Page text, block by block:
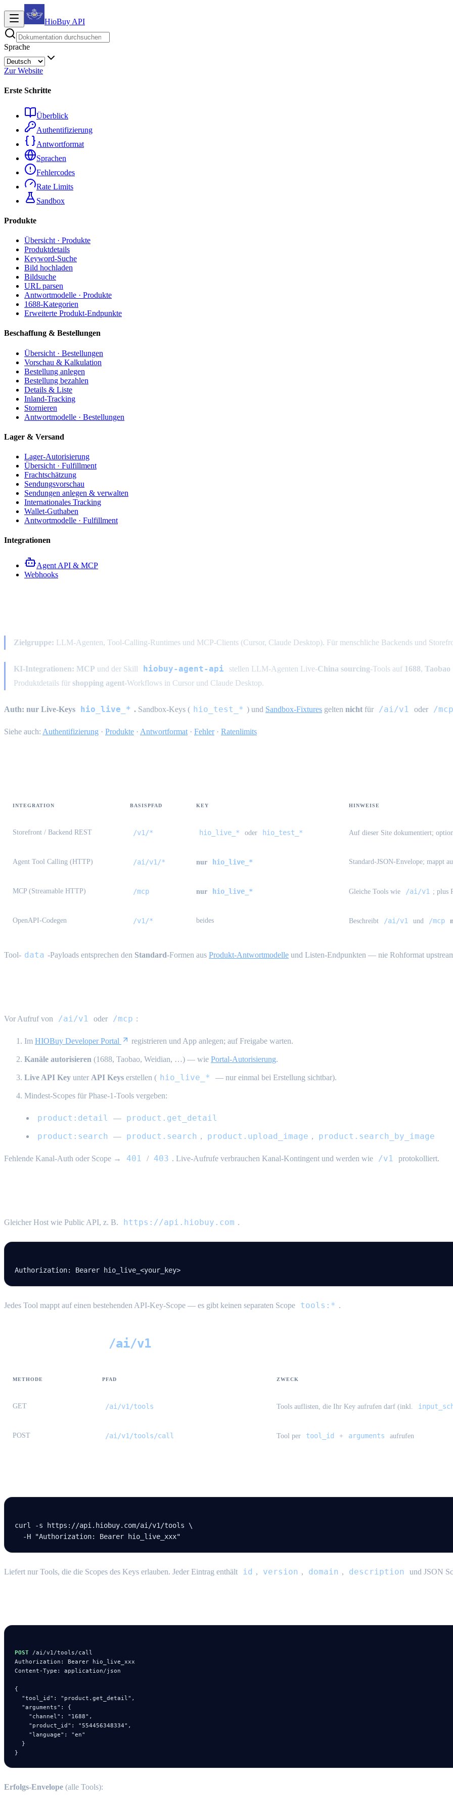
HioBuy API
Sprache
Zur Website
Erste Schritte
Überblick
Authentifizierung
Antwortformat
Sprachen
Fehlercodes
Rate Limits
Sandbox
Produkte
Übersicht · Produkte
Produktdetails
Keyword-Suche
Bild hochladen
Bildsuche
URL parsen
Antwortmodelle · Produkte
1688-Kategorien
Erweiterte Produkt-Endpunkte
Beschaffung & Bestellungen
Übersicht · Bestellungen
Vorschau & Kalkulation
Bestellung anlegen
Bestellung bezahlen
Details & Liste
Inland-Tracking
Stornieren
Antwortmodelle · Bestellungen
Lager & Versand
Lager-Autorisierung
Übersicht · Fulfillment
Frachtschätzung
Sendungsvorschau
Sendungen anlegen & verwalten
Internationales Tracking
Wallet-Guthaben
Antwortmodelle · Fulfillment
Integrationen
Agent API & MCP
Webhooks
Zielgruppe: LLM-Agenten, Tool-Calling-Runtimes und MCP-Clients (Cursor, Claude Desktop). Für menschliche Backends und
KI-Integrationen: MCP und der Skill hiobuy-agent-api stellen LLM-Agenten Live-China sourcing-Tools auf 1688, Taobao
Produktdetails für shopping agent-Workflows in Cursor und Claude Desktop.
Auth: nur Live-Keys hio_live_* . Sandbox-Keys ( hio_test_* ) und Sandbox-Fixtures gelten nicht für /ai/v1 oder /mcp
Siehe auch: Authentifizierung · Produkte · Antwortformat · Fehler· Ratenlimits
INTEGRATION BASISPFAD KEY HINWEISE
Storefront / Backend REST /v1/* hio_live_* oder hio_test_* Auf dieser Site dokumentiert;
Agent Tool Calling (HTTP) /ai/v1/* nur hio_live_* Standard-JSON-Envelope; mappt
MCP (Streamable HTTP) /mcp nur hio_live_* Gleiche Tools wie /ai/v1 ; plus
OpenAPI-Codegen /v1/* beides Beschreibt /ai/v1 und /mcp
Tool- data -Payloads entsprechen den Standard-Formen aus Produkt-Antwortmodelle und Listen-Endpunkten — nie Rohformat
Vor Aufruf von /ai/v1 oder /mcp :
Im HIOBuy Developer Portal registrieren und App anlegen; auf Freigabe warten.
Kanäle autorisieren (1688, Taobao, Weidian, …) — wie Portal-Autorisierung.
Live API Key unter API Keys erstellen ( hio_live_* — nur einmal bei Erstellung sichtbar).
Mindest-Scopes für Phase-1-Tools vergeben:
product:detail —
product.get_detail
product:search
— product.search , product.upload_image , product.search_by_image
Fehlende Kanal-Auth oder Scope → 401 / 403 . Live-Aufrufe verbrauchen Kanal-Kontingent und werden wie /v1 protokolliert.
Gleicher Host wie Public API, z. B. https://api.hiobuy.com .
Authorization: Bearer hio_live_<your_key>
Jedes Tool mappt auf einen bestehenden API-Key-Scope — es gibt keinen separaten Scope tools:* .
/ai/v1
METHODE PFAD ZWECK
GET /ai/v1/tools Tools auflisten, die Ihr Key aufrufen darf (inkl.
POST /ai/v1/tools/call Tool per tool_id + arguments aufrufen
curl -s https://api.hiobuy.com/ai/v1/tools \
  -H
"Authorization: Bearer hio_live_xxx"
Liefert nur Tools, die die Scopes des Keys erlauben. Jeder Eintrag enthält id , version , domain , description und JSON
POST /ai/v1/tools/call
Authorization: Bearer hio_live_xxx
Content-Type: application/json
{
  "tool_id": "product.get_detail",
  "arguments": {
    "channel": "1688",
    "product_id": "554456348334",
    "language": "en"
  }
}
Erfolgs-Envelope (alle Tools):